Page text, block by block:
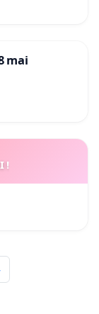
mai
!